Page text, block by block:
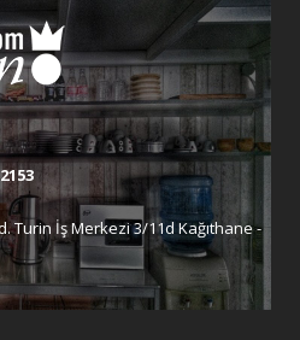
Turin İş Merkezi 3/11d Kağıthane -